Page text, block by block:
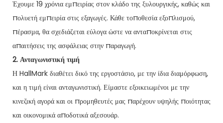
Έχουμε 19 χρόνια εμπειρίας στον κλάδο της ξυλουργικής, καθώς και
πολυετή εμπειρία στις εξαγωγές. Κάθε τοποθεσία εξοπλισμού,
πέρασμα, θα σχεδιάζεται εύλογα ώστε να ανταποκρίνεται στις
απαιτήσεις της ασφάλειας στην παραγωγή.
2. Ανταγωνιστική τιμή
Η HallMark διαθέτει δικό της εργοστάσιο, με την ίδια διαμόρφωση,
και η τιμή είναι ανταγωνιστική. Είμαστε εξοικειωμένοι με την
κινεζική αγορά και οι προμηθευτές μας παρέχουν υψηλής ποιότητας
και οικονομικά αποδοτικά αξεσουάρ.